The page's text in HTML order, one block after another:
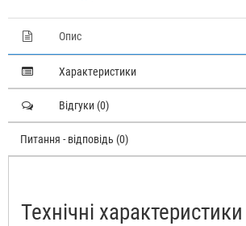
Опис
Характеристики
Відгуки (0)
Питання - відповідь (0)
Технічні характеристики